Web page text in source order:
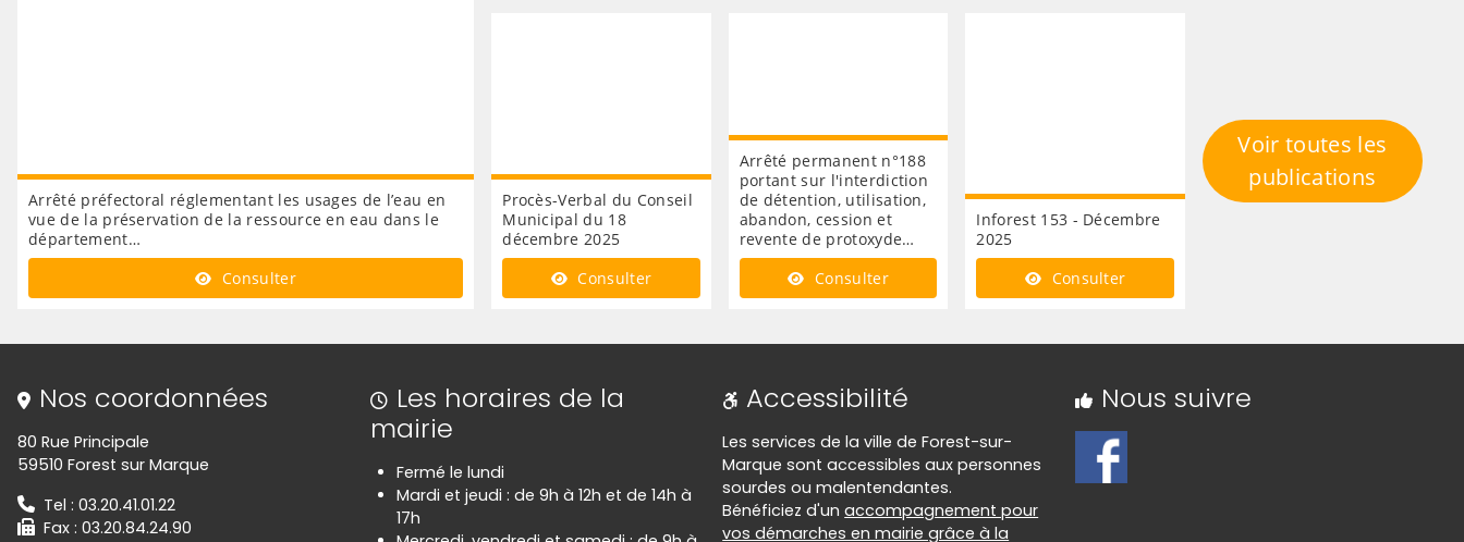
Arrêté préfectoral réglementant les usages de l’eau en
vue de la préservation de la ressource en eau dans le
département…
Consulter
Procès-Verbal du Conseil
Municipal du 18
décembre 2025
Consulter
Arrêté permanent n°188
portant sur l'interdiction
de détention, utilisation,
abandon, cession et
revente de protoxyde…
Consulter
Inforest 153 - Décembre
2025
Consulter
Voir toutes les
publications
Informations de contact
Nos coordonnées
80 Rue Principale
59510 Forest sur Marque
Tel : 03.20.41.01.22
Fax : 03.20.84.24.90
Les horaires de la
mairie
Fermé le lundi
Mardi et jeudi : de 9h à 12h et de 14h à
17h
Accessibilité
Les services de la ville de Forest-sur-
Marque sont accessibles aux personnes
sourdes ou malentendantes.
Bénéficiez d'unaccompagnement pour
vos démarches en mairie grâce à la
Nous suivre